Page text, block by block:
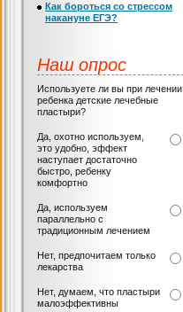
Как бороться со стрессом
накануне ЕГЭ?
Наш опрос
Используете ли вы при лечении
ребенка детские лечебные
пластыри?
Да, охотно используем,
это удобно, эффект
наступает достаточно
быстро, ребенку
комфортно
Да, используем
параллельно с
традиционным лечением
Нет, предпочитаем только
лекарства
Нет, думаем, что пластыри
малоэффективны